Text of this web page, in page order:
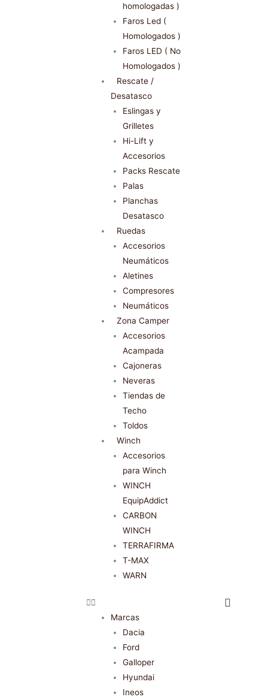
homologadas )
Faros Led (
Homologados )
Faros LED ( No
Homologados )
Rescate /
Desatasco
Eslingas y
Grilletes
Hi-Lift y
Accesorios
Packs Rescate
Palas
Planchas
Desatasco
Ruedas
Accesorios
Neumáticos
Aletines
Compresores
Neumáticos
Zona Camper
Accesorios
Acampada
Cajoneras
Neveras
Tiendas de
Techo
Toldos
Winch
Accesorios
para Winch
WINCH
EquipAddict
CARBON
WINCH
TERRAFIRMA
T-MAX
WARN
Marcas
Dacia
Ford
Galloper
Hyundai
Ineos